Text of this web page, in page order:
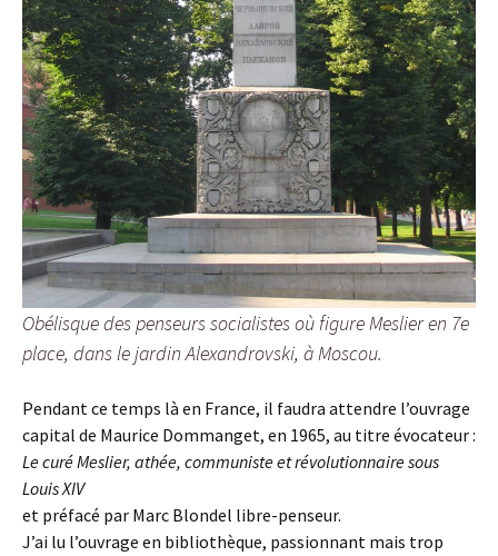
Obélisque des penseurs socialistes où figure Meslier en 7e
place, dans le jardin Alexandrovski, à Moscou.
Pendant ce temps là en France, il faudra attendre l’ouvrage
capital de Maurice Dommanget, en 1965, au titre évocateur :
Le curé Meslier, athée, communiste et révolutionnaire sous
Louis XIV
et préfacé par Marc Blondel libre-penseur.
J’ai lu l’ouvrage en bibliothèque, passionnant mais trop